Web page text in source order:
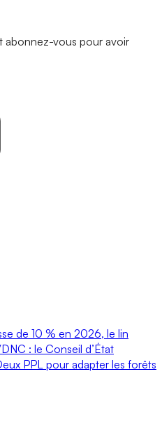
abonnez-vous pour avoir
de 10 % en 2026, le lin
: le Conseil d’État
PPL pour adapter les forêts